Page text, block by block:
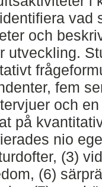
vad
och
utveckling.
fem
och
på
nio
(3)
(6)